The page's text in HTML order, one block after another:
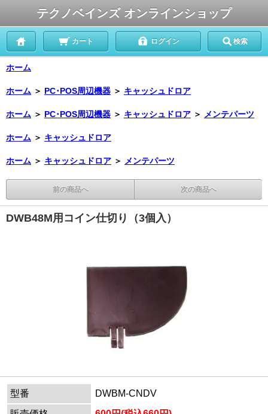
テクノベインズ オンラインショップ
カート ログイン 検索
ホーム
ホーム ＞ PC･POS周辺機器 ＞ キャッシュドロア
ホーム ＞ PC･POS周辺機器 ＞ キャッシュドロア ＞ メンテパーツ
ホーム ＞ キャッシュドロア
ホーム ＞ キャッシュドロア ＞ メンテパーツ
前の商品へ 次の商品へ
DWB48M用コイン仕切り（3個入）
型番
DWBM-CNDV